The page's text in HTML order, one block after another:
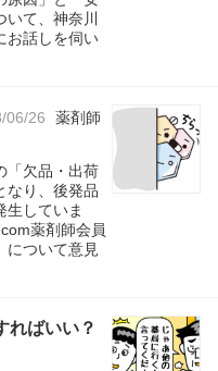
いて、神奈川
お話しを伺い
06/26
薬剤師
「欠品・出荷
なり、後発品
生していま
薬剤師会員
について意見
ればいい？